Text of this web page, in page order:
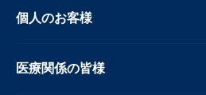
個人のお客様
医療関係の皆様